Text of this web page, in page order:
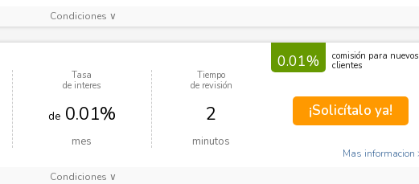
Condiciones ∨
Tasa
de interes
de0.01%
mes
Tiempo
de revisión
2
minutos
0.01%
comisión para nuevos
clientes
¡Solicítalo ya!
Mas informacion
Condiciones ∨